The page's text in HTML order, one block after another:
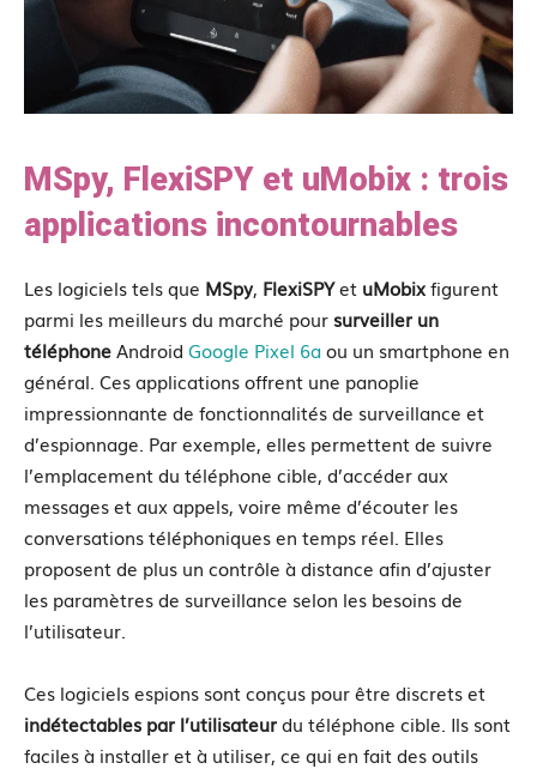
MSpy, FlexiSPY et uMobix : trois
applications incontournables
Les logiciels tels que MSpy, FlexiSPYet uMobixfigurent
parmi les meilleurs du marché pour surveiller un
téléphoneAndroid Google Pixel 6a ou un smartphone en
général. Ces applications offrent une panoplie
impressionnante de fonctionnalités de surveillance et
d’espionnage. Par exemple, elles permettent de suivre
l’emplacement du téléphone cible, d’accéder aux
messages et aux appels, voire même d’écouter les
conversations téléphoniques en temps réel. Elles
proposent de plus un contrôle à distance afin d’ajuster
les paramètres de surveillance selon les besoins de
l’utilisateur.
Ces logiciels espions sont conçus pour être discrets et
indétectables par l’utilisateurdu téléphone cible. Ils sont
faciles à installer et à utiliser, ce qui en fait des outils